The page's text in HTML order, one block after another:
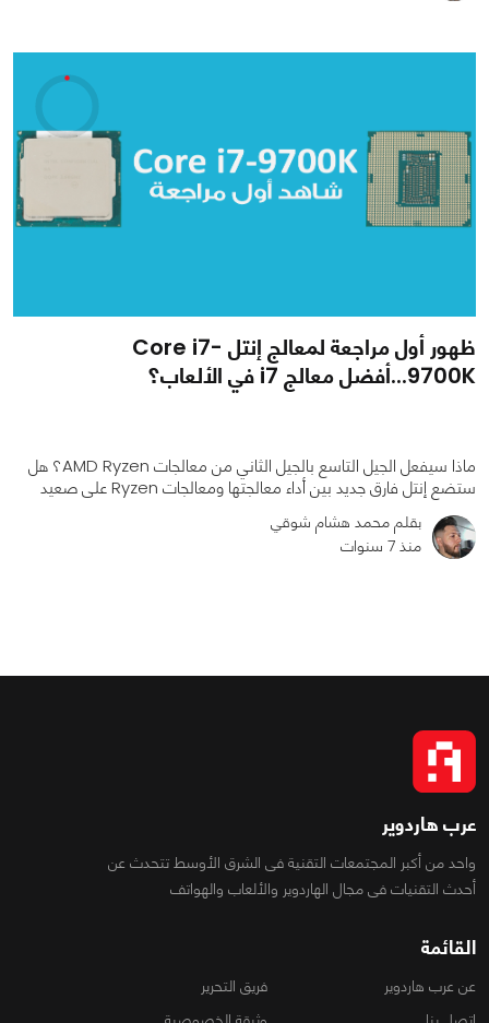
9185
ظهور أول مراجعة لمعالج إنتل Core i7-
9700K...أفضل معالج i7 في الألعاب؟
ماذا سيفعل الجيل التاسع بالجيل الثاني من معالجات AMD Ryzen؟ هل
ستضع إنتل فارق جديد بين أداء معالجتها ومعالجات Ryzen على صعيد
بقلم محمد هشام شوقي
منذ 7 سنوات
عرب هاردوير
واحد من أكبر المجتمعات التقنية فى الشرق الأوسط تتحدث عن
أحدث التقنيات فى مجال الهاردوير والألعاب والهواتف
القائمة
عن عرب هاردوير
فريق التحرير